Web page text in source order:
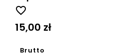
favorite_border
15,00 zł
Brutto